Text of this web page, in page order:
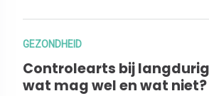
GEZONDHEID
Controlearts bij
wat mag wel en wat niet?